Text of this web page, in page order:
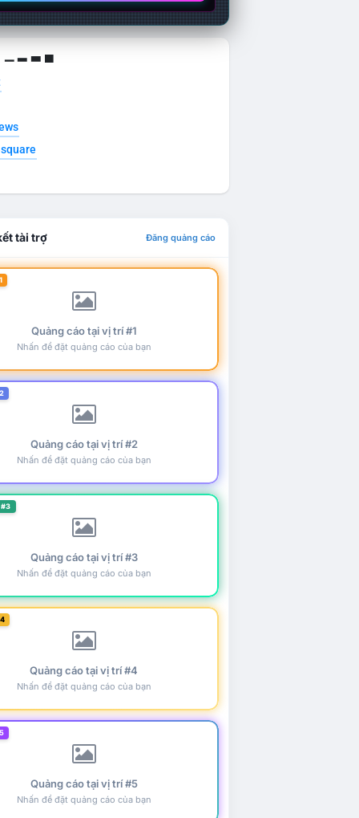
▁ ▂ ▃ ▄
tài trợ Đăng quảng cáo
Quảng cáo tại vị trí #1
Nhấn để đặt quảng cáo của bạn
Quảng cáo tại vị trí #2
Nhấn để đặt quảng cáo của bạn
Quảng cáo tại vị trí #3
Nhấn để đặt quảng cáo của bạn
Quảng cáo tại vị trí #4
Nhấn để đặt quảng cáo của bạn
Quảng cáo tại vị trí #5
Nhấn để đặt quảng cáo của bạn